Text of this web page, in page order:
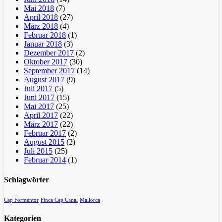
Mai 2018 (7)
April 2018 (27)
März 2018 (4)
Februar 2018 (1)
Januar 2018 (3)
Dezember 2017 (2)
Oktober 2017 (30)
September 2017 (14)
August 2017 (9)
Juli 2017 (5)
Juni 2017 (15)
Mai 2017 (25)
April 2017 (22)
März 2017 (22)
Februar 2017 (2)
August 2015 (2)
Juli 2015 (25)
Februar 2014 (1)
Schlagwörter
Cap Formentor Finca Cap Canal Mallorca
Kategorien